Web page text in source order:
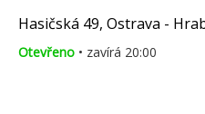
Hasičská 49, Ostrava -
Otevřeno • zavírá 20:00